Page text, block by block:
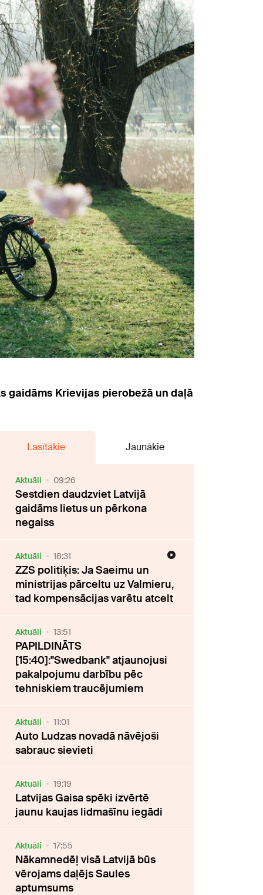
gaidāms Krievijas pierobežā un daļā
Lasītākie Jaunākie
Aktuāli 09:26
Sestdien daudzviet Latvijā
gaidāms lietus un pērkona
negaiss
Aktuāli 18:31
ZZS politiķis: Ja Saeimu un
ministrijas pārceltu uz Valmieru,
tad kompensācijas varētu atcelt
Aktuāli 13:51
PAPILDINĀTS
[15:40]:"Swedbank" atjaunojusi
pakalpojumu darbību pēc
tehniskiem traucējumiem
Aktuāli 11:01
Auto Ludzas novadā nāvējoši
sabrauc sievieti
Aktuāli 19:19
Latvijas Gaisa spēki izvērtē
jaunu kaujas lidmašīnu iegādi
Aktuāli 17:55
Nākamnedēļ visā Latvijā būs
vērojams daļējs Saules
aptumsums